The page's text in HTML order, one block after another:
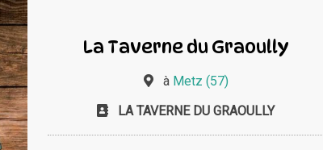
La Taverne du Graoully
à Metz (57)
LA TAVERNE DU GRAOULLY